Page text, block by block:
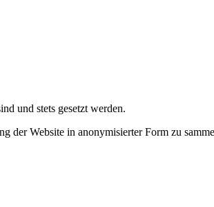
und stets gesetzt werden.
der Website in anonymisierter Form zu